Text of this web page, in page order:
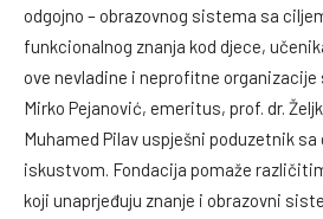
odgojno – obrazovnog sistema sa
funkcionalnog znanja kod djece,
ove nevladine i neprofitne organizacije
Mirko Pejanović, emeritus, prof. dr.
Muhamed Pilav uspješni poduzetnik
iskustvom. Fondacija pomaže
koji unaprjeđuju znanje i obrazovni